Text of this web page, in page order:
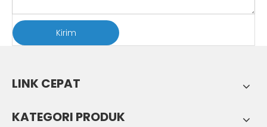
Kirim
LINK CEPAT
KATEGORI PRODUK